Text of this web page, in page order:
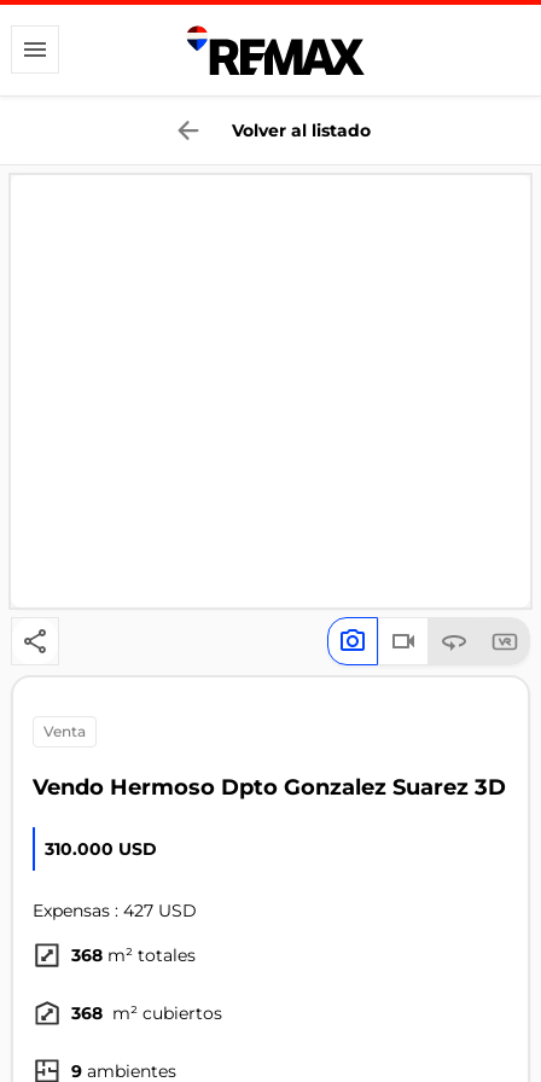
Volver al listado
venta
Vendo Hermoso Dpto Gonzalez Suarez 3D
310.000 USD
Expensas : 427 USD
368 m² totales
368 m² cubiertos
9 ambientes